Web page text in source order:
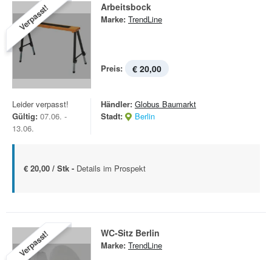
Verpasst! Arbeitsbock
Marke: TrendLine
Preis: € 20,00
Leider verpasst!
Gültig: 07.06. -
13.06.
Händler: Globus Baumarkt
Stadt:
Berlin
€ 20,00 / Stk - Details im Prospekt
Verpasst! WC-Sitz Berlin
Marke: TrendLine